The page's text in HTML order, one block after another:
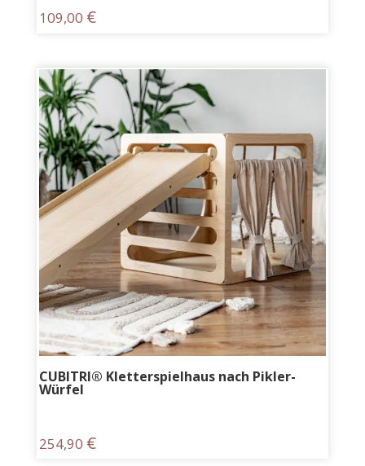
109,00 €
CUBITRI® Kletterspielhaus nach Pikler-
Würfel
254,90 €